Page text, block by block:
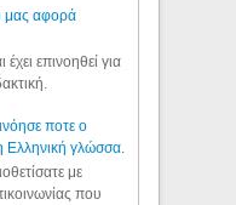
μας αφορά
επινοηθεί για
ποτε ο
Ελληνική γλώσσα.
με
που